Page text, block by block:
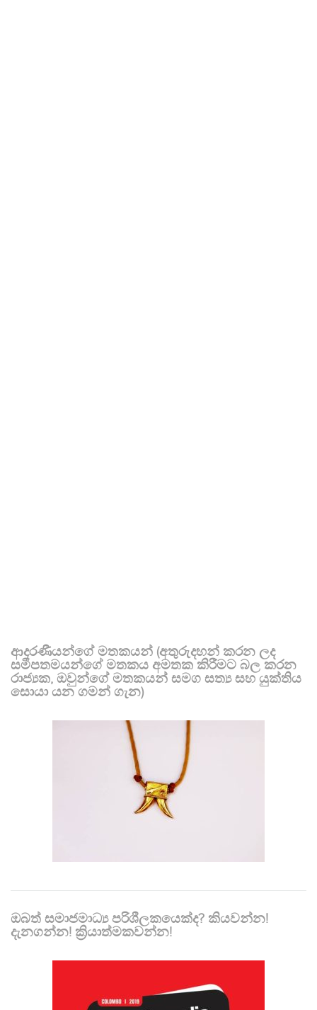
ආදරණීයන්ගේ මතකයන් (අතුරුදහන් කරන ලද
සමීපතමයන්ගේ මතකය අමතක කිරීමට බල කරන
රාජ්‍යක, ඔවුන්ගේ මතකයන් සමග සත්‍ය සහ යුක්තිය
සොයා යන ගමන් ගැන)
ඔබත් සමාජමාධ්‍ය පරිශීලකයෙක්ද? කියවන්න!
දැනගන්න! ක්‍රියාත්මකවන්න!